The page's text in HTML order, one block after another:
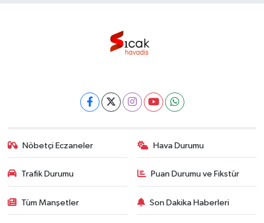
Nöbetçi Eczaneler Hava Durumu
Trafik Durumu Puan Durumu ve Fikstür
Tüm Manşetler Son Dakika Haberleri